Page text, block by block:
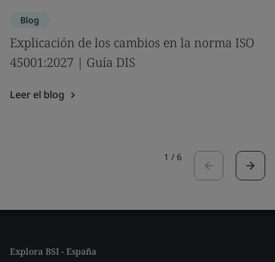
Blog
Explicación de los cambios en la norma ISO
45001:2027 | Guía DIS
Leer el blog
1 / 6
Explora BSI - España